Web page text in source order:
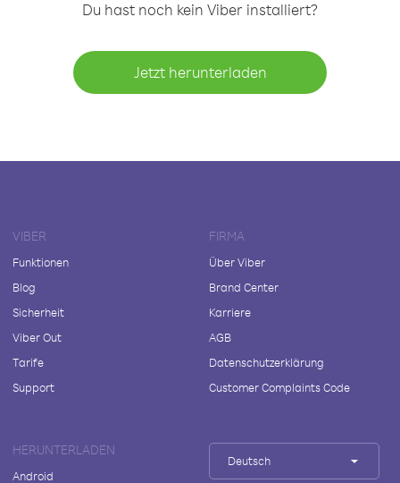
Du hast noch kein Viber installiert?
Jetzt herunterladen
VIBER
Funktionen
Blog
Sicherheit
Viber Out
Tarife
Support
FIRMA
Über Viber
Brand Center
Karriere
AGB
Datenschutzerklärung
Customer Complaints Code
HERUNTERLADEN
Android
Deutsch